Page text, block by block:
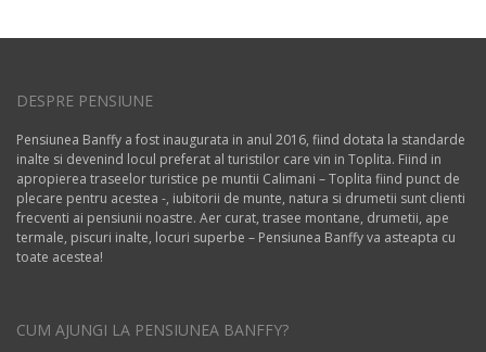
DESPRE PENSIUNE
Pensiunea Banffy a fost inaugurata in anul 2016, fiind dotata la standarde
inalte si devenind locul preferat al turistilor care vin in Toplita. Fiind in
apropierea traseelor turistice pe muntii Calimani – Toplita fiind punct de
plecare pentru acestea -, iubitorii de munte, natura si drumetii sunt clienti
frecventi ai pensiunii noastre. Aer curat, trasee montane, drumetii, ape
termale, piscuri inalte, locuri superbe – Pensiunea Banffy va asteapta cu
toate acestea!
CUM AJUNGI LA PENSIUNEA BANFFY?